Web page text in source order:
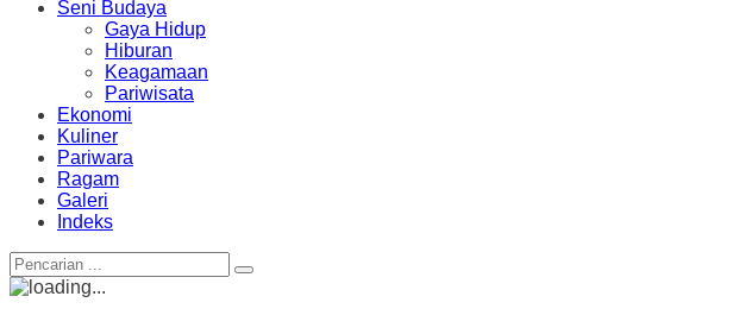
Seni Budaya
Gaya Hidup
Hiburan
Keagamaan
Pariwisata
Ekonomi
Kuliner
Pariwara
Ragam
Galeri
Indeks